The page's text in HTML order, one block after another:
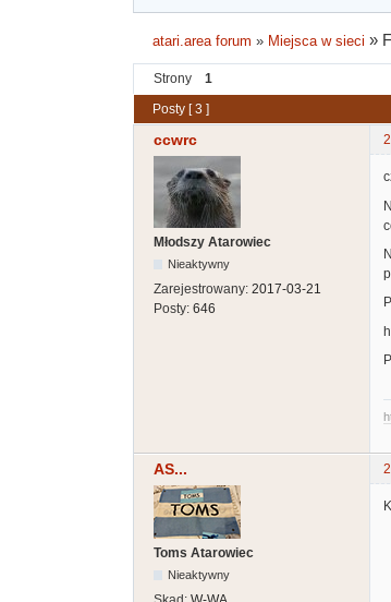
atari.area forum » Miejsca w sieci »
Strony 1
Posty [ 3 ]
ccwrc
Młodszy Atarowiec
Nieaktywny
Zarejestrowany: 2017-03-21
Posty: 646
AS...
Toms Atarowiec
Nieaktywny